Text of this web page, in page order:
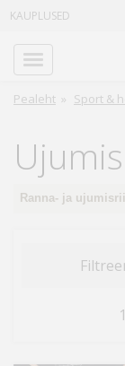
KAUPLUSED
Pealeht » Sport &
Ranna- ja
1
Info
Kaamerad